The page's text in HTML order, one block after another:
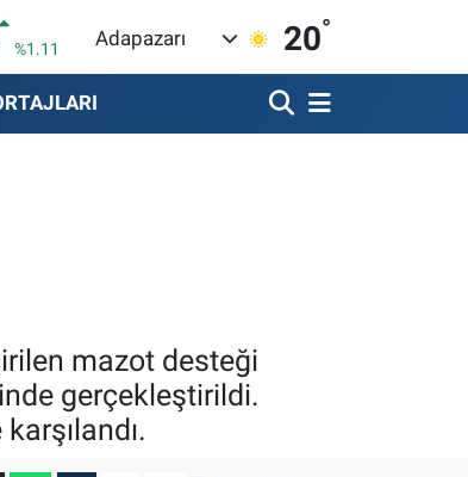
%1.11
%0.18
Adapazarı 20°
mazot desteği
gerçekleştirildi.